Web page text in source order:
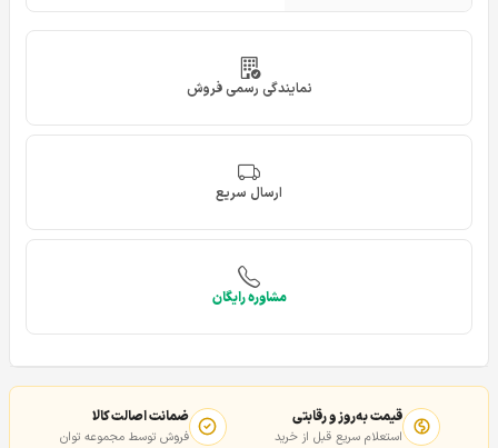
نمایندگی رسمی فروش
ارسال سریع
مشاوره رایگان
قیمت به‌روز و رقابتی
استعلام سریع قبل از خرید
ضمانت اصالت کالا
فروش توسط مجموعه توان